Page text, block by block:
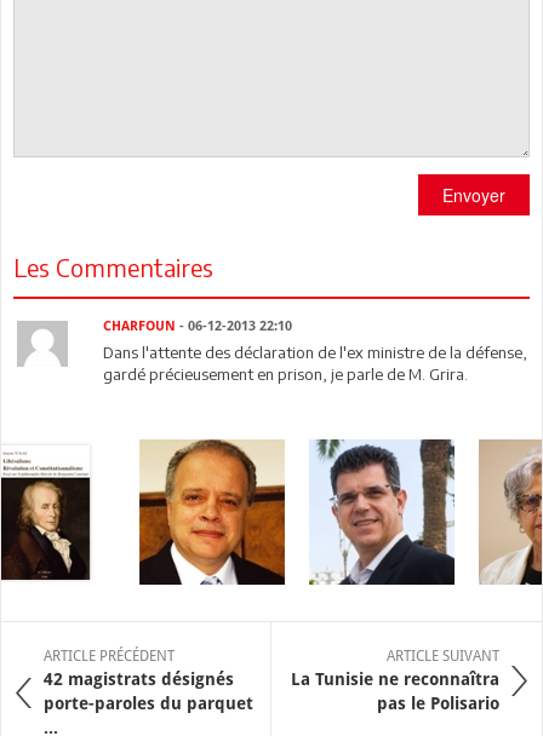
Envoyer
Les Commentaires
CHARFOUN - 06-12-2013 22:10
Dans l'attente des déclaration de l'ex ministre de la défense,
gardé précieusement en prison, je parle de M. Grira.
ARTICLE PRÉCÉDENT
42 magistrats désignés
porte-paroles du parquet
...
ARTICLE SUIVANT
La Tunisie ne reconnaîtra
pas le Polisario